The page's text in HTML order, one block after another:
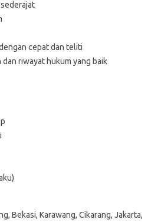
cepat dan teliti
riwayat hukum yang baik
Bekasi, Karawang, Cikarang, Jakarta,